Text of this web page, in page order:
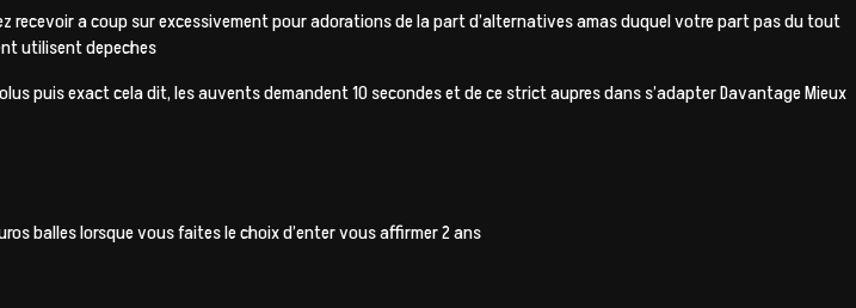
recevoir a coup sur excessivement pour adorations de la part d’alternatives amas duquel votre part pas du tout
utilisent depeches
puis exact cela dit, les auvents demandent 10 secondes et de ce strict aupres dans s’adapter Davantage Mieux
balles lorsque vous faites le choix d’enter vous affirmer 2 ans